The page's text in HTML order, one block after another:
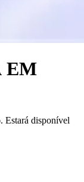
EM
Estará disponível